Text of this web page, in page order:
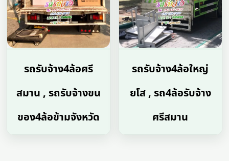
รถรับจ้าง4ล้อศรี
สมาน , รถรับจ้างขน
ของ4ล้อข้ามจังหวัด
รถรับจ้าง4ล้อใหญ่
ยโส , รถ4ล้อรับจ้าง
ศรีสมาน